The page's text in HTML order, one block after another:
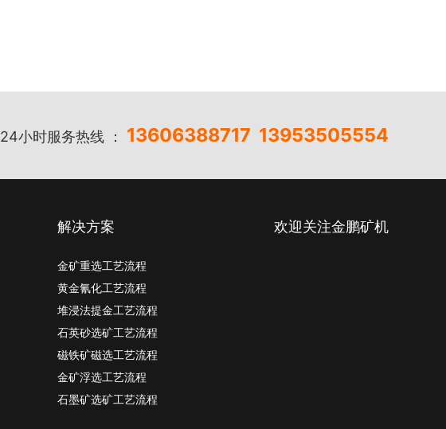
24小时服务热线 ： 13606388717 13953505554
解决方案
金矿重选工艺流程
黄金氰化工艺流程
堆浸法提金工艺流程
石英砂选矿工艺流程
磁铁矿磁选工艺流程
金矿浮选工艺流程
石墨矿选矿工艺流程
欢迎关注金鹏矿机